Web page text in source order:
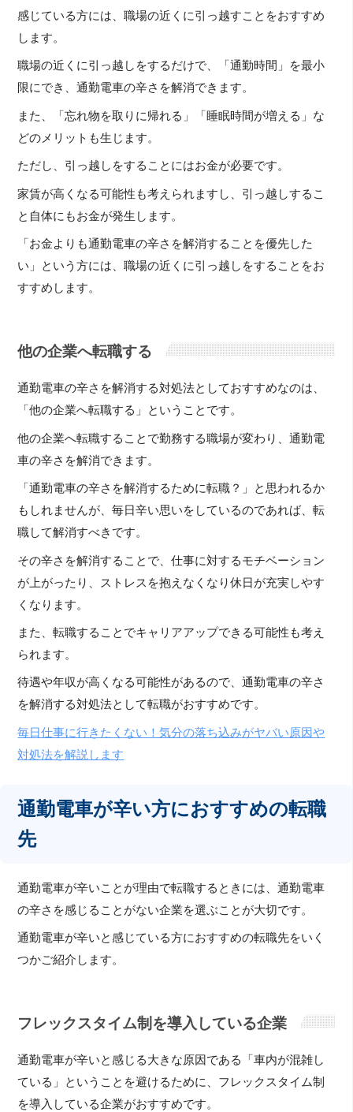
感じている方には、職場の近くに引っ越すことをおすすめ
します。
職場の近くに引っ越しをするだけで、「通勤時間」を最小
限にでき、通勤電車の辛さを解消できます。
また、「忘れ物を取りに帰れる」「睡眠時間が増える」な
どのメリットも生じます。
ただし、引っ越しをすることにはお金が必要です。
家賃が高くなる可能性も考えられますし、引っ越しするこ
と自体にもお金が発生します。
「お金よりも通勤電車の辛さを解消することを優先した
い」という方には、職場の近くに引っ越しをすることをお
すすめします。
他の企業へ転職する
通勤電車の辛さを解消する対処法としておすすめなのは、
「他の企業へ転職する」ということです。
他の企業へ転職することで勤務する職場が変わり、通勤電
車の辛さを解消できます。
「通勤電車の辛さを解消するために転職？」と思われるか
もしれませんが、毎日辛い思いをしているのであれば、転
職して解消すべきです。
その辛さを解消することで、仕事に対するモチベーション
が上がったり、ストレスを抱えなくなり休日が充実しやす
くなります。
また、転職することでキャリアアップできる可能性も考え
られます。
待遇や年収が高くなる可能性があるので、通勤電車の辛さ
を解消する対処法として転職がおすすめです。
毎日仕事に行きたくない！気分の落ち込みがヤバい原因や
対処法を解説します
通勤電車が辛い方におすすめの転職
先
通勤電車が辛いことが理由で転職するときには、通勤電車
の辛さを感じることがない企業を選ぶことが大切です。
通勤電車が辛いと感じている方におすすめの転職先をいく
つかご紹介します。
フレックスタイム制を導入している企業
通勤電車が辛いと感じる大きな原因である「車内が混雑し
ている」ということを避けるために、フレックスタイム制
を導入している企業がおすすめです。